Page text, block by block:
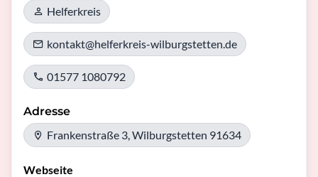
Helferkreis
kontakt@helferkreis-wilburgstetten.de
01577 1080792
Adresse
Frankenstraße 3, Wilburgstetten 91634
Webseite